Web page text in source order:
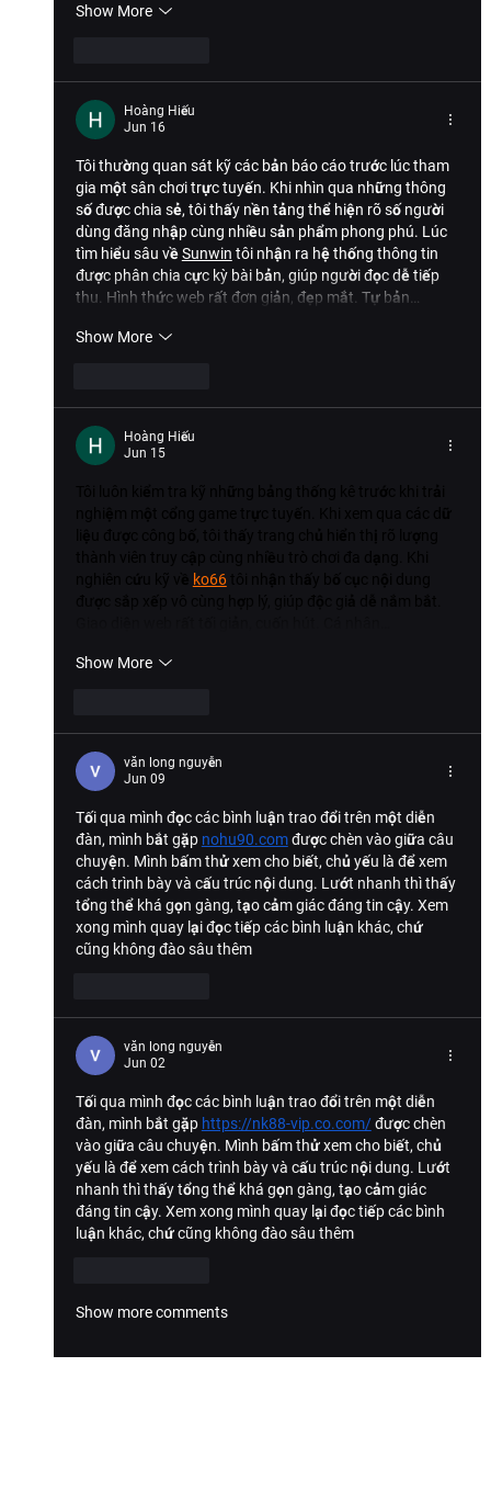
Show More
Hoàng Hiếu
Jun 16
Tôi thường quan sát kỹ các bản báo cáo trước lúc tham
gia một sân chơi trực tuyến. Khi nhìn qua những thông
số được chia sẻ, tôi thấy nền tảng thể hiện rõ số người
dùng đăng nhập cùng nhiều sản phẩm phong phú. Lúc
tìm hiểu sâu về Sunwin tôi nhận ra hệ thống thông tin
được phân chia cực kỳ bài bản, giúp người đọc dễ tiếp
thu. Hình thức web rất đơn giản, đẹp mắt. Tự bản…
Show More
Hoàng Hiếu
Jun 15
ko66 tôi nhận thấy bố cục nội dung
Show More
văn long nguyễn
Jun 09
Tối qua mình đọc các bình luận trao đổi trên một diễn
đàn, mình bắt gặp nohu90.com được chèn vào giữa câu
chuyện. Mình bấm thử xem cho biết, chủ yếu là để xem
cách trình bày và cấu trúc nội dung. Lướt nhanh thì thấy
tổng thể khá gọn gàng, tạo cảm giác đáng tin cậy. Xem
xong mình quay lại đọc tiếp các bình luận khác, chứ
cũng không đào sâu thêm
văn long nguyễn
Jun 02
Tối qua mình đọc các bình luận trao đổi trên một diễn
đàn, mình bắt gặp https://nk88-vip.co.com/ được chèn
vào giữa câu chuyện. Mình bấm thử xem cho biết, chủ
yếu là để xem cách trình bày và cấu trúc nội dung. Lướt
nhanh thì thấy tổng thể khá gọn gàng, tạo cảm giác
đáng tin cậy. Xem xong mình quay lại đọc tiếp các bình
luận khác, chứ cũng không đào sâu thêm
Show more comments